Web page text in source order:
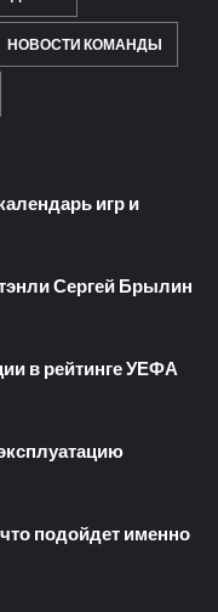
НОВОСТИ КОМАНДЫ
игр и
Сергей Брылин
в рейтинге УЕФА
подойдет именно